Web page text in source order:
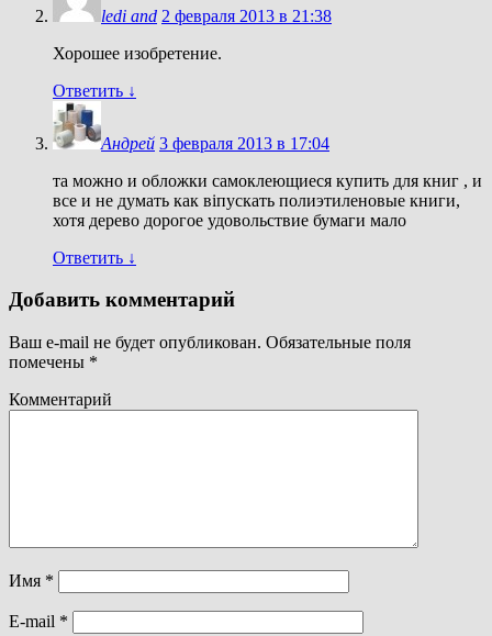
ledi and 2 февраля 2013 в 21:38
Хорошее изобретение.
Ответить ↓
Андрей 3 февраля 2013 в 17:04
та можно и обложки самоклеющиеся купить для книг , и
все и не думать как віпускать полиэтиленовые книги,
хотя дерево дорогое удовольствие бумаги мало
Ответить ↓
Добавить комментарий
Ваш e-mail не будет опубликован. Обязательные поля
помечены *
Комментарий
Имя *
E-mail *